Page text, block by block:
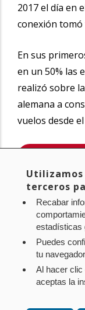
2017 el día en
conexión
En sus
en un 50% las
realizó sobre
alemana a
vuelos desde
Política
Utilizamos
terceros
Recabar
estadísticas
Puedes
tu
Al hacer clic
aceptas la